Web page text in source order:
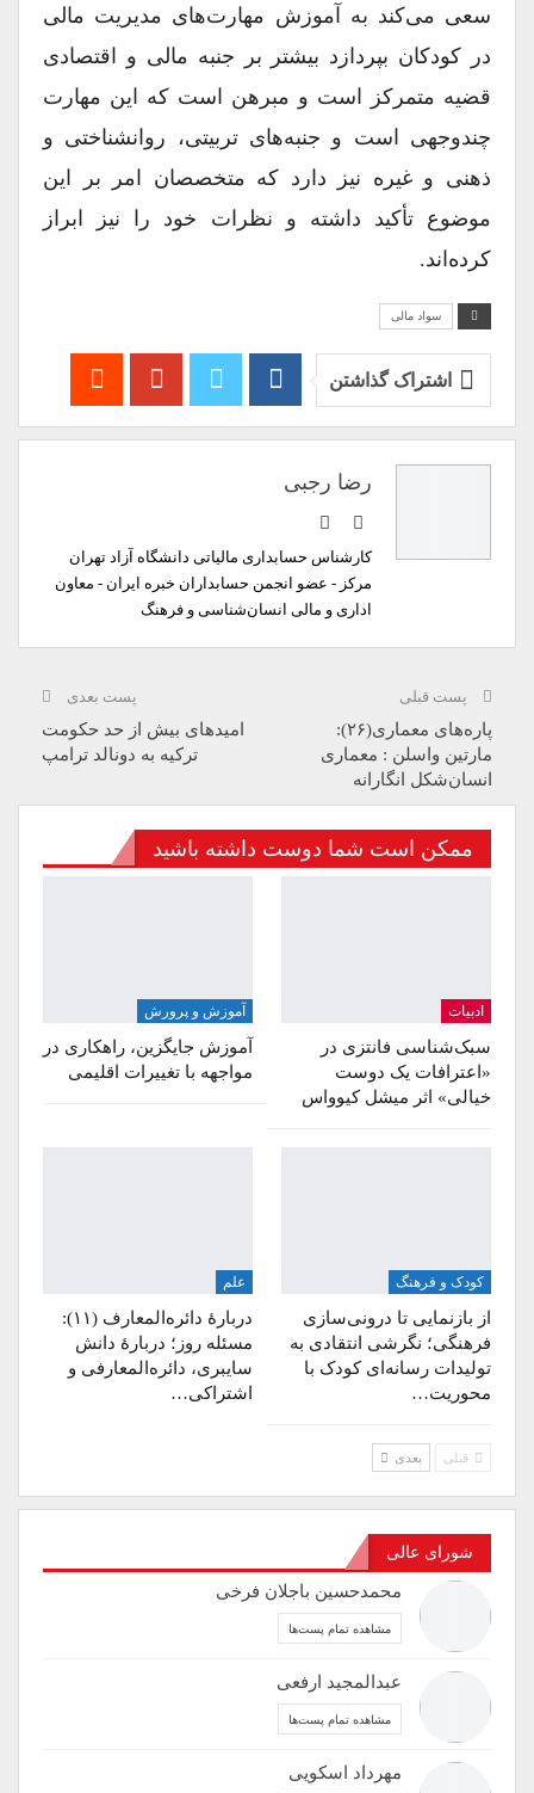
سعی می‌کند به آموزش مهارت‌های مدیریت مالی
در کودکان بپردازد بیشتر بر جنبه مالی و اقتصادی
قضیه متمرکز است و مبرهن است که این مهارت
چندوجهی است و جنبه‌های تربیتی، روانشناختی و
ذهنی و غیره نیز دارد که متخصصان امر بر این
موضوع تأکید داشته و نظرات خود را نیز ابراز
کرده‌اند.
سواد مالی
اشتراک گذاشتن
رضا رجبی
کارشناس حسابداری مالیاتی دانشگاه آزاد تهران
مرکز - عضو انجمن حسابداران خبره ایران - معاون
اداری و مالی انسان‌شناسی و فرهنگ
پست قبلی
پاره‌های معماری(۲۶):
مارتین واسلن : معماری
انسان‌شکل انگارانه
پست بعدی
امیدهای بیش از حد حکومت
ترکیه به دونالد ترامپ
ممکن است شما دوست داشته باشید
ادبیات
سبک‌شناسی فانتزی در
«اعترافات یک دوست
خیالی» اثر میشل کیوواس
آموزش و پرورش
آموزش جایگزین، راهکاری در
مواجهه با تغییرات اقلیمی
کودک و فرهنگ
از بازنمایی تا درونی‌سازی
فرهنگی؛ نگرشی انتقادی به
تولیدات رسانه‌ای کودک با
محوریت…
علم
دربارۀ دائره‌المعارف (۱۱):
مسئله روز؛ دربارۀ دانش
سایبری، دائره‌المعارفی و
اشتراکی…
قبلی بعدی
شورای عالی
محمدحسین باجلان فرخی
مشاهده تمام پست‌ها
عبدالمجید ارفعی
مشاهده تمام پست‌ها
مهرداد اسکویی